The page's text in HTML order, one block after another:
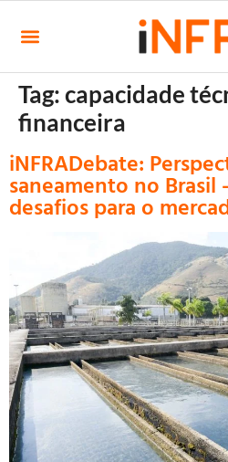
Tag:capacidade
financeira
iNFRADebate:
saneamento no
desafios para o